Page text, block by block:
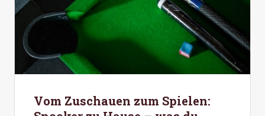
Vom Zuschauen zum Spielen: